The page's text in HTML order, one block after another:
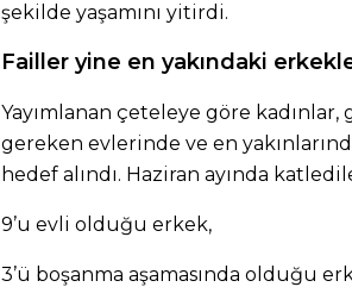
şekilde yaşamını yitirdi.
Failler yine en yakındaki
Yayımlanan çeteleye göre kadınlar,
gereken evlerinde ve en
hedef alındı. Haziran ayında
9’u evli olduğu erkek,
3’ü boşanma aşamasında olduğu